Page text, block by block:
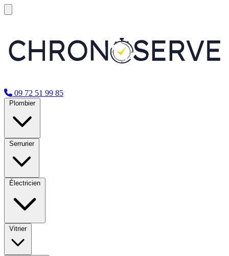
09 72 51 99 85
Plombier
Serrurier
Électricien
Vitrier